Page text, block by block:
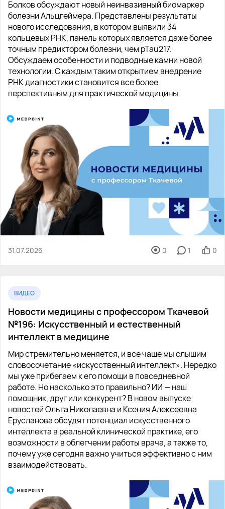
Болков обсуждают новый неинвазивный биомаркер
болезни Альцгеймера. Представлены результаты
нового исследования, в котором выявили 34
кольцевых РНК, панель которых является даже более
точным предиктором болезни, чем pTau217.
Обсуждаем особенности и подводные камни новой
технологии. С каждым таким открытием внедрение
РНК диагностики становится все более
перспективным для практической медицины
31.07.2026 0 1 0
ВИДЕО
Новости медицины с профессором Ткачевой
№196: Искусственный и естественный
интеллект в медицине
Мир стремительно меняется, и все чаще мы слышим
словосочетание «искусственный интеллект». Нередко
мы уже прибегаем к его помощи в повседневной
работе. Но насколько это правильно? ИИ — наш
помощник, друг или конкурент? В новом выпуске
новостей Ольга Николаевна и Ксения Алексеевна
Ерусланова обсудят потенциал искусственного
интеллекта в реальной клинической практике, его
возможности в облегчении работы врача, а также то,
почему уже сегодня важно учиться эффективно с ним
взаимодействовать.